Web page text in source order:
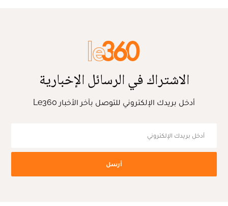
الاشتراك في الرسائل الإخبارية
أدخل بريدك الإلكتروني للتوصل بآخر الأخبار Le360
أرسل